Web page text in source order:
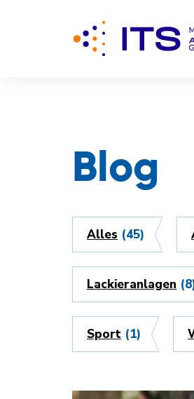
Blog
Alles (45)
Lackieranlagen
Sport (1)